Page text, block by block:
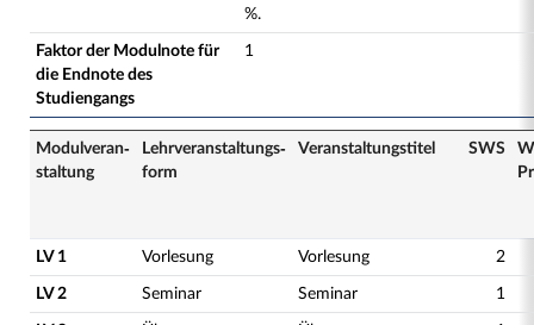
%.
Faktor der Modulnote für
die Endnote des
Studiengangs
1
Modulveran­
staltung
Lehrveranstaltungs­
form
Veranstaltungs­titel SWS
LV 1 Vorlesung Vorlesung 2
LV 2 Seminar Seminar 1